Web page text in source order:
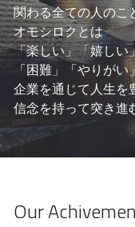
関わる全ての人のこ
オモシロクとは
「楽しい」「嬉しい
「困難」「やりがい
企業を通じて人生を
信念を持って突き進
Our